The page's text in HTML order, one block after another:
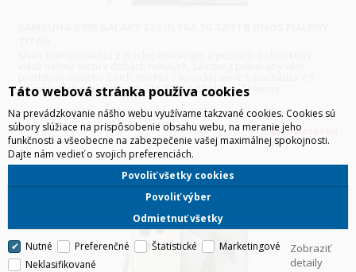
osvedčených prevedeniach S24, S24+ a S24 Ultra. Titánový
HLS
Táto webová stránka používa cookies
Na prevádzkovanie nášho webu využívame takzvané cookies. Cookies sú
súbory slúžiace na prispôsobenie obsahu webu, na meranie jeho
funkčnosti a všeobecne na zabezpečenie vašej maximálnej spokojnosti.
Dajte nám vedieť o svojich preferenciách.
Odmietnuť všetky
Povoliť výber
Povoliť všetky cookies
Nutné Preferenčné Štatistické
Marketingové
Neklasifikované
Zobraziť
detaily